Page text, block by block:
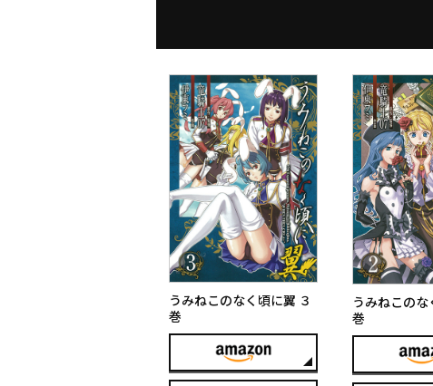
うみねこのなく頃に翼 ３
巻
うみねこのな
巻